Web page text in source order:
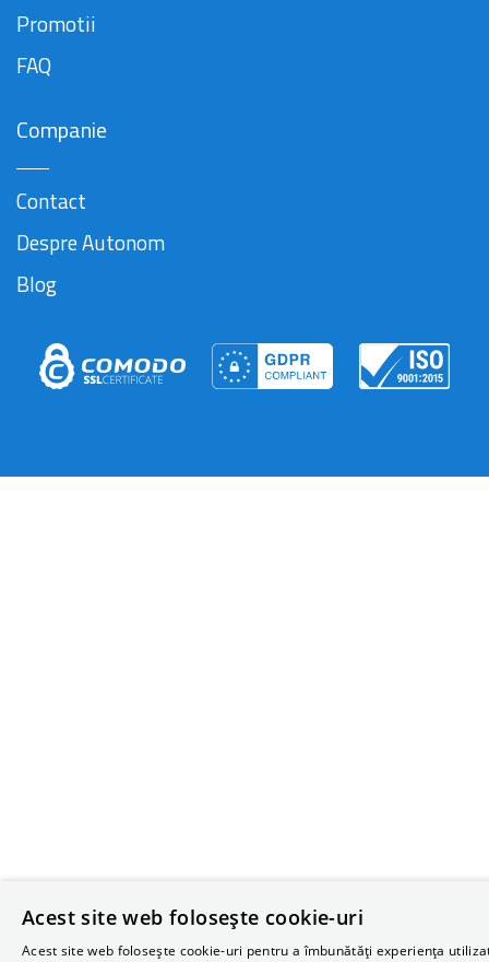
Promotii
FAQ
Companie
Contact
Despre Autonom
Blog
Acest site web folosește cookie-uri
Acest site web folosește cookie-uri pentru a îmbunătăți experiența